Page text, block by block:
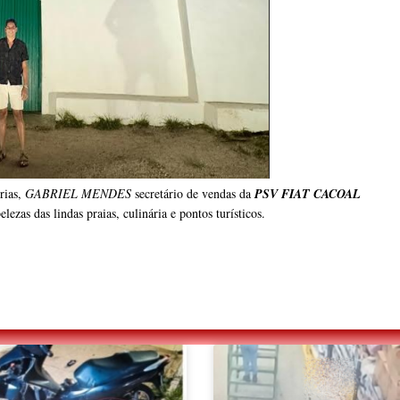
GABRIEL MENDESsecretário de vendas daPSV FIAT CACOAL
das lindas praias, culinária e pontos turísticos.